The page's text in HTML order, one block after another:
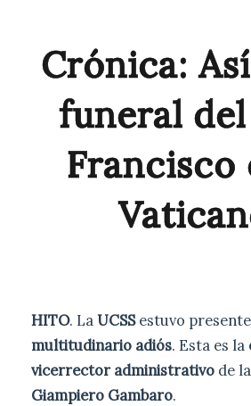
Crónica:
funeral
Francisco
HITO. LaUCSSestuvo
multitudinario adiós. Esta es la
vicerrector administrativo de
Giampiero Gambaro.